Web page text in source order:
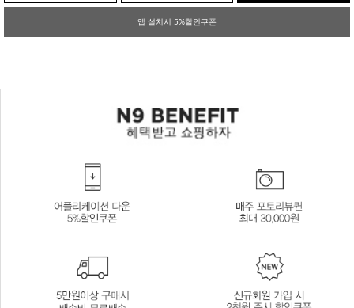
앱 설치시 5%할인쿠폰